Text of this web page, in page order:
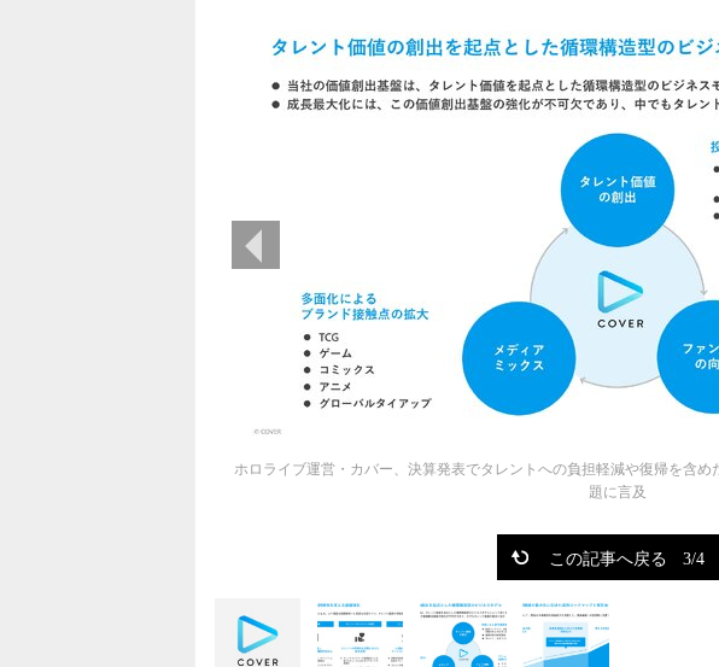
ホロライブ運営・カバー、決算発表でタレントへの負担軽減や復帰を含
題に言及
この記事へ戻る 3/4